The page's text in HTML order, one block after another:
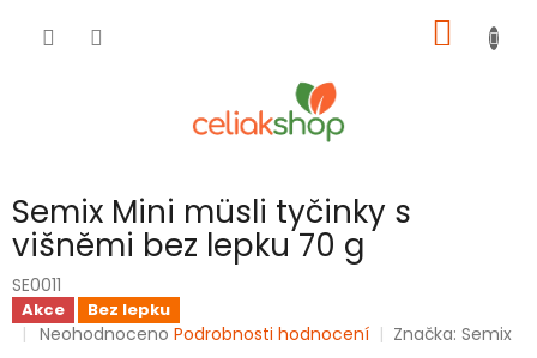
KOŠÍK
Semix Mini müsli tyčinky s
višněmi bez lepku 70 g
SE0011
Akce Bez lepku
Průměrné
Neohodnoceno Podrobnosti hodnocení Značka: Semix